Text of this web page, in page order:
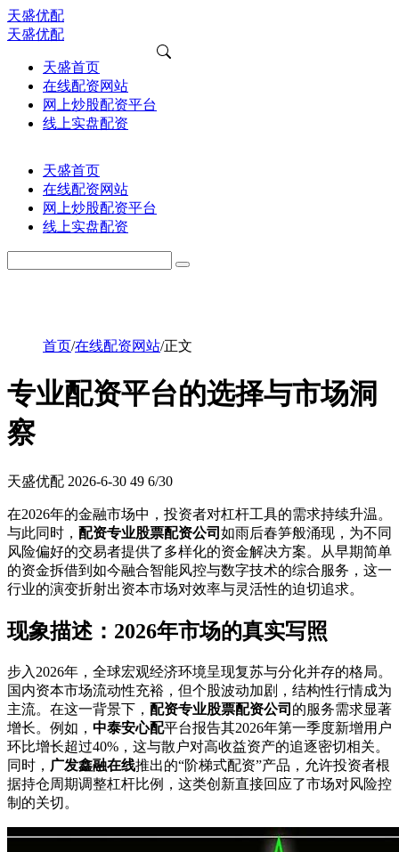
天盛优配
天盛优配
天盛首页
在线配资网站
网上炒股配资平台
线上实盘配资
天盛首页
在线配资网站
网上炒股配资平台
线上实盘配资
首页/在线配资网站/正文
专业配资平台的选择与市场洞
察
天盛优配 2026-6-30 49 6/30
在2026年的金融市场中，投资者对杠杆工具的需求持续升温。
与此同时， 配资专业股票配资公司 如雨后春笋般涌现，为不同
风险偏好的交易者提供了多样化的资金解决方案。从早期简单
的资金拆借到如今融合智能风控与数字技术的综合服务，这一
行业的演变折射出资本市场对效率与灵活性的迫切追求。
现象描述：2026年市场的真实写照
步入2026年，全球宏观经济环境呈现复苏与分化并存的格局。
国内资本市场流动性充裕，但个股波动加剧，结构性行情成为
主流。在这一背景下， 配资专业股票配资公司 的服务需求显著
增长。例如， 中泰安心配平台报告其2026年第一季度新增用户
环比增长超过40%，这与散户对高收益资产的追逐密切相关。
同时， 广发鑫融在线推出的“阶梯式配资”产品，允许投资者根
据持仓周期调整杠杆比例，这类创新直接回应了市场对风险控
制的关切。